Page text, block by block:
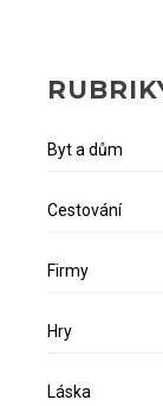
Byt a dům
Cestování
Firmy
Hry
Láska